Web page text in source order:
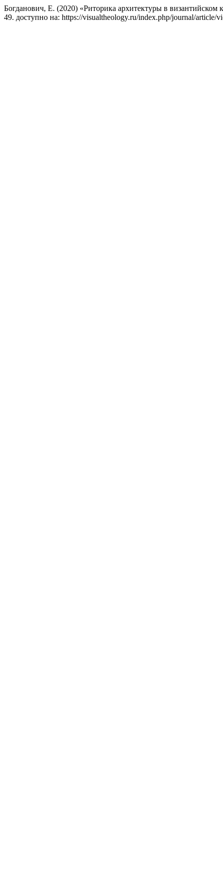
Богданович, Е. (2020) «Риторика архитектуры в византийском
49. доступно на: https://visualtheology.ru/index.php/journal/article/